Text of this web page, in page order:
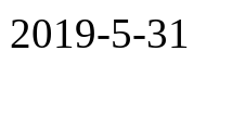
2019-5-31